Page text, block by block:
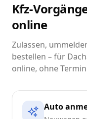
Kfz-
online
Zulassen,
bestellen – für
online, ohne
Auto